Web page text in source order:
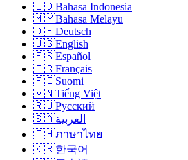
🇮🇩Bahasa Indonesia
🇲🇾Bahasa Melayu
🇩🇪Deutsch
🇺🇸English
🇪🇸Español
🇫🇷Français
🇫🇮Suomi
🇻🇳Tiếng Việt
🇷🇺Русский
🇸🇦العربية
🇹🇭ภาษาไทย
🇰🇷한국어